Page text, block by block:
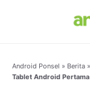
Android Ponsel » Berita »
Tablet Android